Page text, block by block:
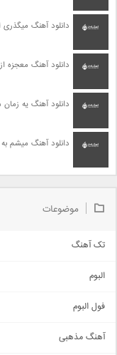
دانلود آهنگ
دانلود آهنگ معجزه
دانلود آهنگ یه
دانلود آهنگ میشم
موضوعات
تک آهنگ
اجتماعی
حماسی
البوم
فول البوم
آهنگ مذهبی